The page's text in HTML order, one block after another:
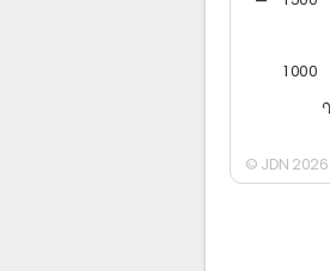
1 000
© JDN 2026